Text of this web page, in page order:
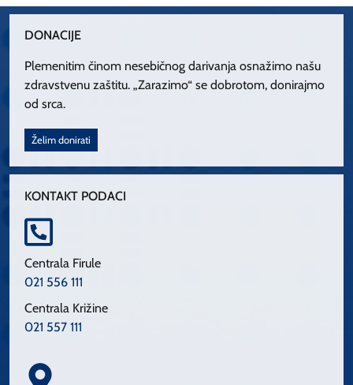
DONACIJE
Plemenitim činom nesebičnog darivanja osnažimo našu
zdravstvenu zaštitu. „Zarazimo“ se dobrotom, donirajmo
od srca.
Želim donirati
KONTAKT PODACI
Centrala Firule
021 556 111
Centrala Križine
021 557 111